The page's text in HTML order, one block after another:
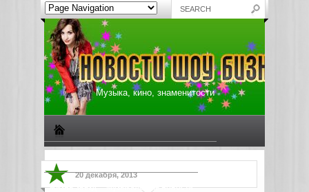
Музыка, кино, знаменитости
Жизнь звезд Музыкальные новости
20 декабря, 2013